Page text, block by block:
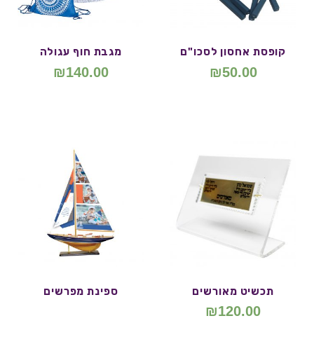
קופסת אחסון לסכו"ם
₪50.00
מגבת חוף עגולה
₪140.00
תכשיט מאורשים
₪120.00
ספינת מפרשים